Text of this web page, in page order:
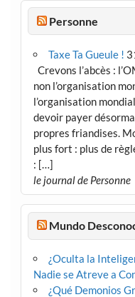
Personne
Taxe Ta Gueule !
Crevons l’abcès :
non l’organisation
l’organisation
devoir payer
propres friandises.
plus fort : plus de
: […]
le journal de Personne
Mundo
¿Oculta la
Nadie se Atreve a
¿Qué Demonios